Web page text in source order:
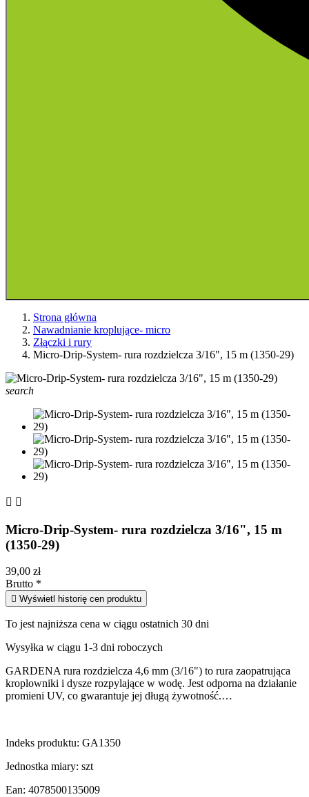
Strona główna
Nawadnianie kroplujące- micro
Złączki i rury
Micro-Drip-System- rura rozdzielcza 3/16", 15 m (1350-29)
search
 
Micro-Drip-System- rura rozdzielcza 3/16", 15 m
(1350-29)
39,00 zł
Brutto *
 Wyświetl historię cen produktu
To jest najniższa cena w ciągu ostatnich 30 dni
Wysyłka w ciągu 1-3 dni roboczych
GARDENA rura rozdzielcza 4,6 mm (3/16") to rura zaopatrująca
kroplowniki i dysze rozpylające w wodę. Jest odporna na działanie
promieni UV, co gwarantuje jej długą żywotność.…
Indeks produktu: GA1350
Jednostka miary: szt
Ean: 4078500135009